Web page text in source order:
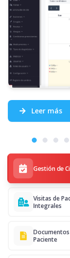
Gestión de
Visitas de
Integrales
Paciente
Leer más